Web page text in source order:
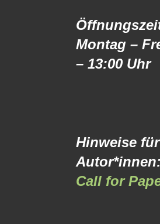
Montag –
– 13:00 Uhr
Hinweise für
Autor*innen:
Call for